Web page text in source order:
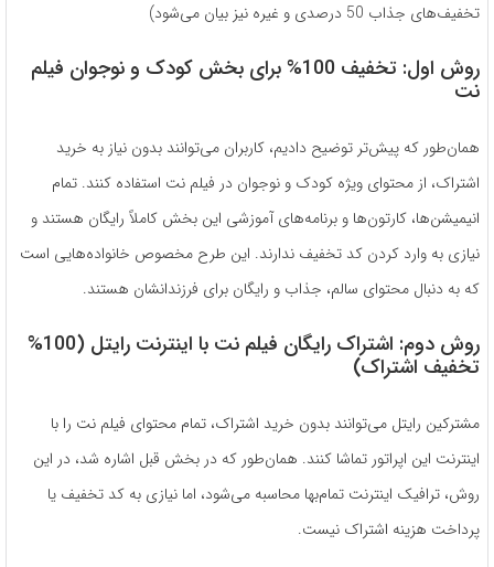
تخفیف‌های جذاب 50 درصدی و غیره نیز بیان می‌شود)
روش اول: تخفیف 100% برای بخش کودک و نوجوان فیلم
نت
همان‌طور که پیش‌تر توضیح دادیم، کاربران می‌توانند بدون نیاز به خرید
اشتراک، از محتوای ویژه کودک و نوجوان در فیلم نت استفاده کنند. تمام
انیمیشن‌ها، کارتون‌ها و برنامه‌های آموزشی این بخش کاملاً رایگان هستند و
نیازی به وارد کردن کد تخفیف ندارند. این طرح مخصوص خانواده‌هایی است
که به دنبال محتوای سالم، جذاب و رایگان برای فرزندانشان هستند.
روش دوم: اشتراک رایگان فیلم نت با اینترنت رایتل (100%
تخفیف اشتراک)
مشترکین رایتل می‌توانند بدون خرید اشتراک، تمام محتوای فیلم نت را با
اینترنت این اپراتور تماشا کنند. همان‌طور که در بخش قبل اشاره شد، در این
روش، ترافیک اینترنت تمام‌بها محاسبه می‌شود، اما نیازی به کد تخفیف یا
پرداخت هزینه اشتراک نیست.